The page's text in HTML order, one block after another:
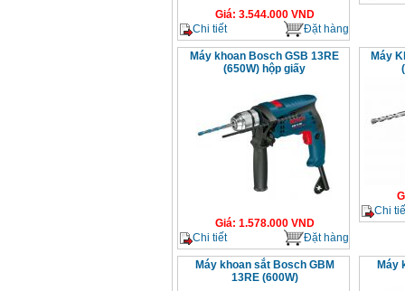
Giá: 3.544.000VND
Chi tiết
Đặt hàng
Máy khoan Bosch GSB 13RE
(650W) hộp giấy
Giá: 1.578.000VND
Chi tiết
Đặt hàng
Máy
Chi
Máy khoan sắt Bosch GBM
13RE (600W)
Máy